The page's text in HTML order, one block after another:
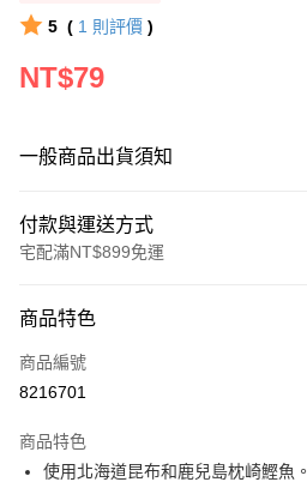
5 ( 1 則評價 )
NT$79
一般商品出貨須知
付款與運送方式
宅配滿NT$899免運
信用卡一次付款
LINE Pay
街口支付
商品特色
商品編號
8216701
商品特色
使用北海道昆布和鹿兒島枕崎鰹魚。